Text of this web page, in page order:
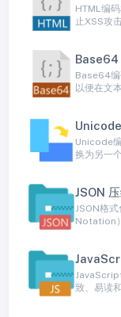
HTML编
止XSS攻
的正确呈
Base64
Base64编
以便在文
种编码方
数据损坏
Unicode
换为另一
要进行编
现。
JSON
JSON格
Notation
式化通过
据，以便
致、易读